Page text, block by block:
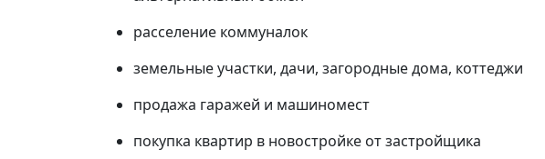
расселение коммуналок
земельные участки, дачи, загородные дома, коттеджи
продажа гаражей и машиномест
покупка квартир в новостройке от застройщика